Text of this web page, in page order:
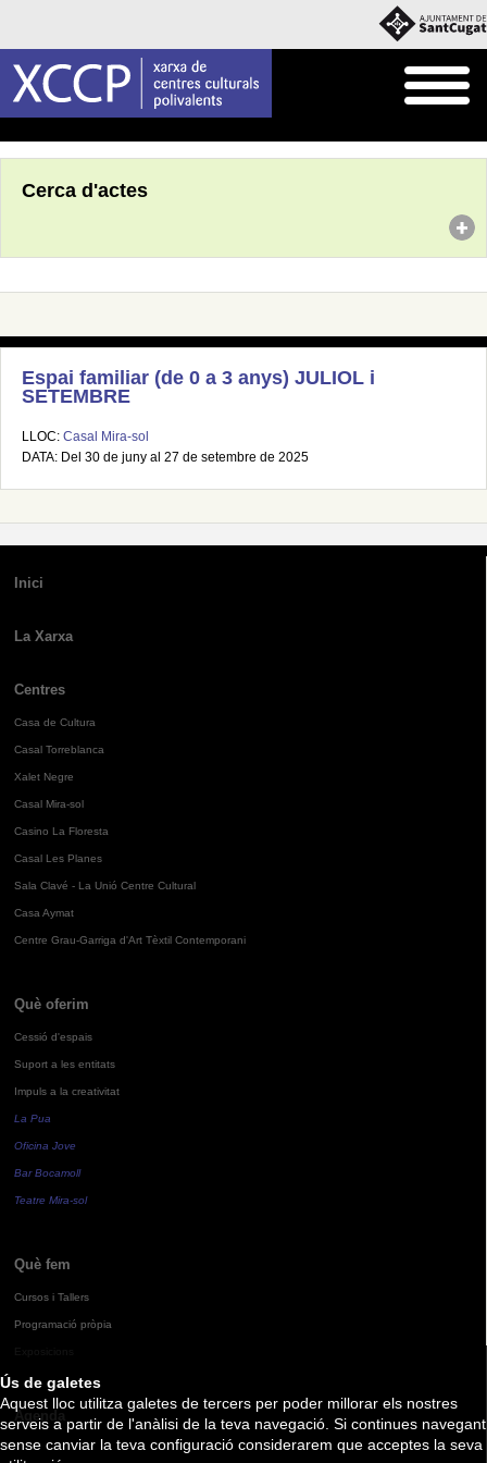
Ús de galetes
Aquest lloc utilitza galetes de tercers per poder millorar els nostres
serveis a partir de l'anàlisi de la teva navegació. Si continues navegant
sense canviar la teva configuració considerarem que acceptes la seva
Cerca d'actes
Espai familiar (de 0 a 3 anys) JULIOL i
SETEMBRE
LLOC: Casal Mira-sol
DATA: Del 30 de juny al 27 de setembre de 2025
Inici
La Xarxa
Centres
Casa de Cultura
Casal Torreblanca
Xalet Negre
Casal Mira-sol
Casino La Floresta
Casal Les Planes
Sala Clavé - La Unió Centre Cultural
Casa Aymat
Centre Grau-Garriga d'Art Tèxtil Contemporani
Què oferim
Cessió d'espais
Suport a les entitats
Impuls a la creativitat
La Pua
Oficina Jove
Bar Bocamoll
Teatre Mira-sol
Què fem
Cursos i Tallers
Programació pròpia
Agenda